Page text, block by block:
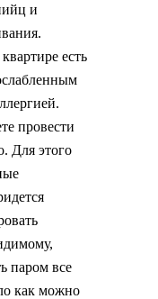
и
есть
провести
Для этого
паром все
как можно